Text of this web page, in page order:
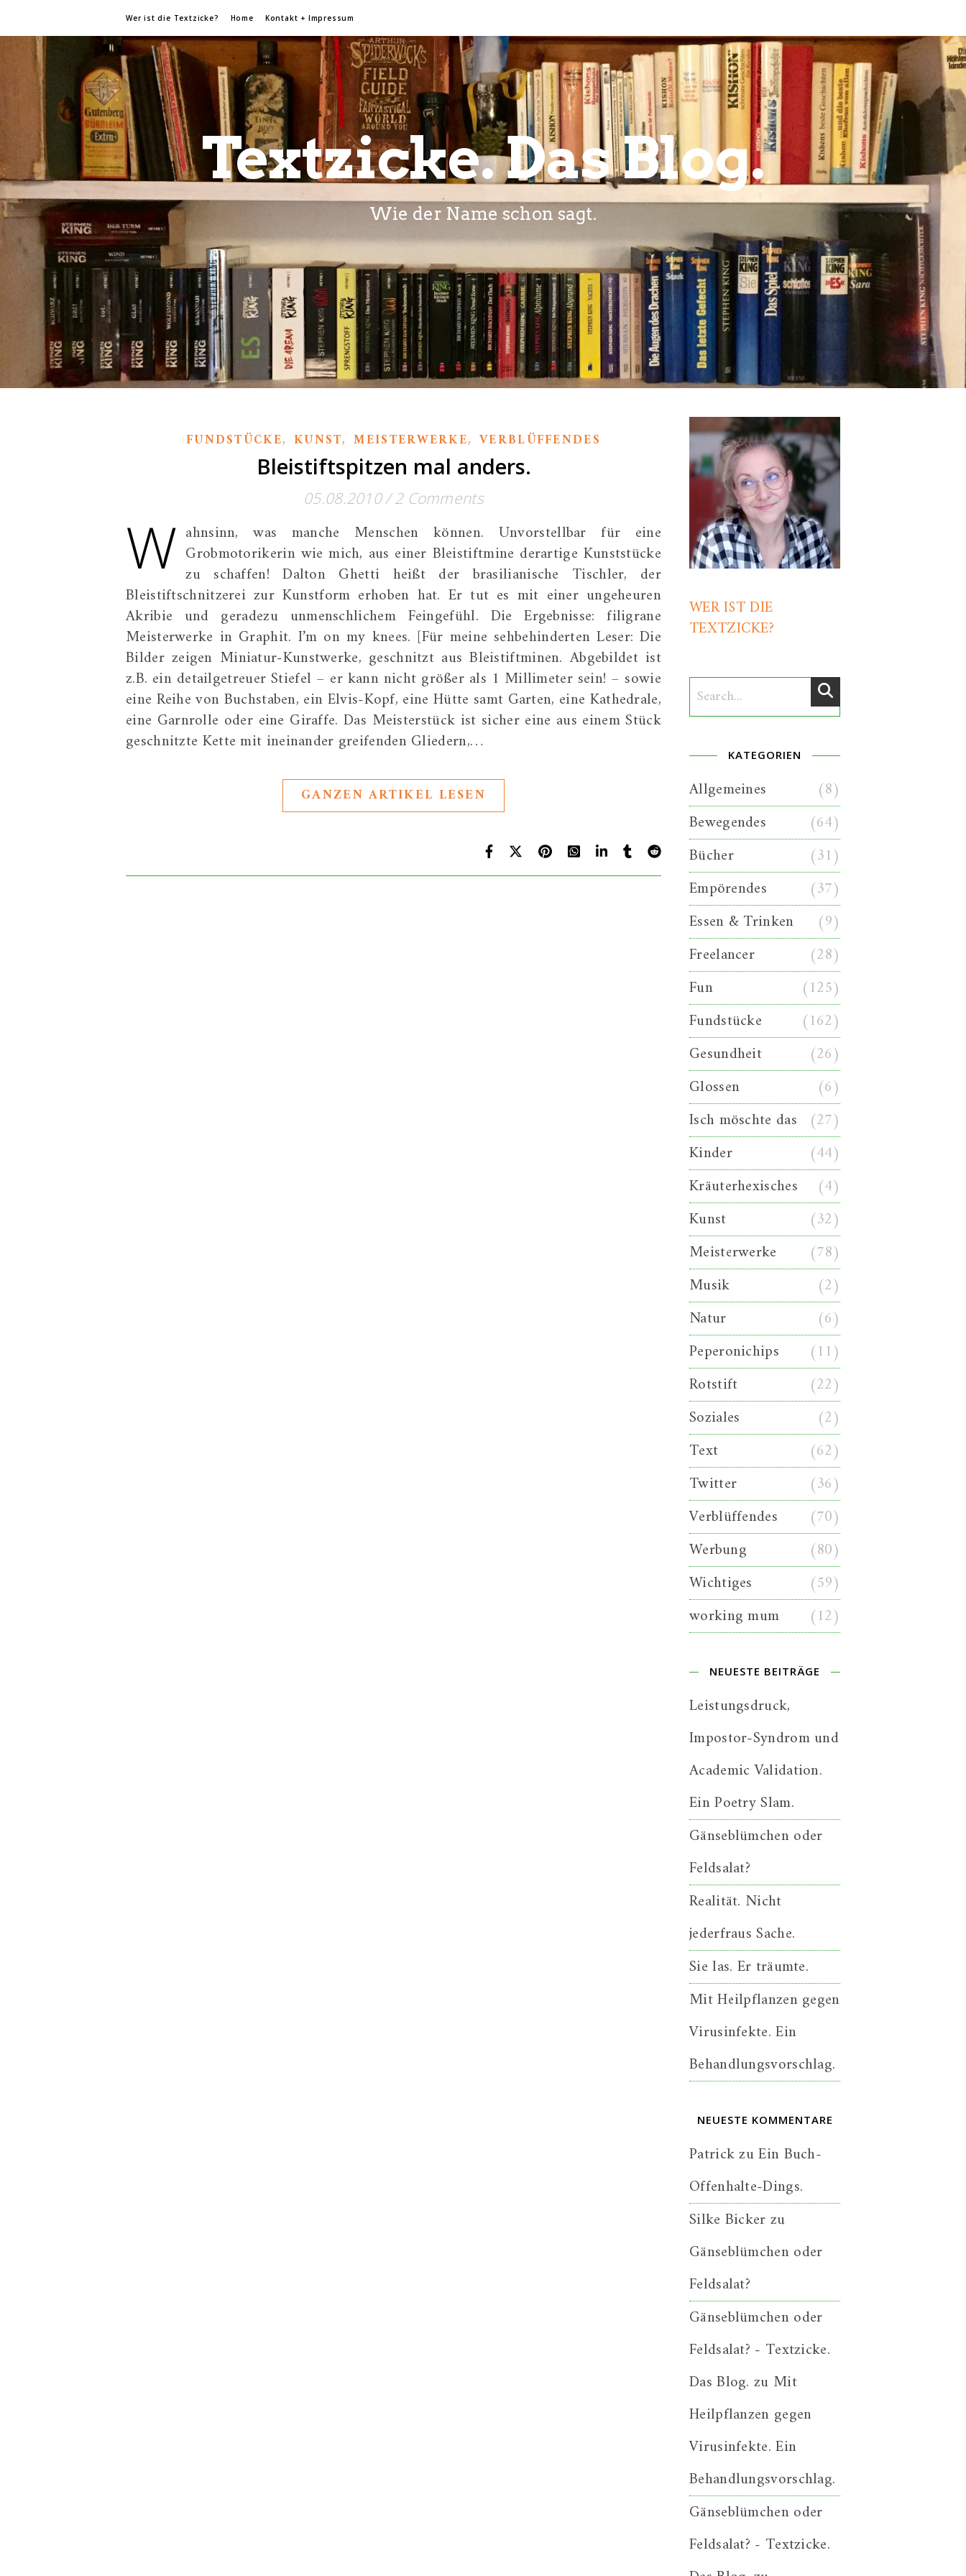
Wer ist die Textzicke? Home Kontakt + Impressum
Textzicke. Das Blog.
Wie der Name schon sagt.
FUNDSTÜCKE, KUNST,MEISTERWERKE,VERBLÜFFENDES
Bleistiftspitzen mal anders.
05.08.2010/ 2 Comments
W ahnsinn, was manche Menschen können. Unvorstellbar für eine
Grobmotorikerin wie mich, aus einer Bleistiftmine derartige Kunststücke
zu schaffen! Dalton Ghetti heißt der brasilianische Tischler, der
Bleistiftschnitzerei zur Kunstform erhoben hat. Er tut es mit einer ungeheuren
Akribie und geradezu unmenschlichem Feingefühl. Die Ergebnisse: filigrane
Meisterwerke in Graphit. I’m on my knees. [Für meine sehbehinderten Leser: Die
Bilder zeigen Miniatur-Kunstwerke, geschnitzt aus Bleistiftminen. Abgebildet ist
z.B. ein detailgetreuer Stiefel – er kann nicht größer als 1 Millimeter sein! – sowie
eine Reihe von Buchstaben, ein Elvis-Kopf, eine Hütte samt Garten, eine Kathedrale,
eine Garnrolle oder eine Giraffe. Das Meisterstück ist sicher eine aus einem Stück
geschnitzte Kette mit ineinander greifenden Gliedern,…
GANZEN ARTIKEL LESEN
WER IST DIE
TEXTZICKE?
KATEGORIEN
Allgemeines
(8)
Bewegendes
(64)
Bücher
(31)
Empörendes
(37)
Essen & Trinken
(9)
Freelancer
(28)
Fun
(125)
Fundstücke
(162)
Gesundheit
(26)
Glossen
(6)
Isch möschte das (27)
Kinder
(44)
Kräuterhexisches
(4)
Kunst
(32)
Meisterwerke
(78)
Musik
(2)
Natur
(6)
Peperonichips
(11)
Rotstift
(22)
Soziales
(2)
Text
(62)
Twitter
(36)
Verblüffendes
(70)
Werbung
(80)
Wichtiges
(59)
working mum
(12)
NEUESTE BEITRÄGE
Leistungsdruck,
Impostor-Syndrom und
Academic Validation.
Ein Poetry Slam.
Gänseblümchen oder
Feldsalat?
Realität. Nicht
jederfraus Sache.
Sie las. Er träumte.
Mit Heilpflanzen gegen
Virusinfekte. Ein
Behandlungsvorschlag.
NEUESTE KOMMENTARE
PatrickzuEin Buch-
Offenhalte-Dings.
Silke Bickerzu
Gänseblümchen oder
Feldsalat?
Gänseblümchen oder
Feldsalat? - Textzicke.
Das Blog. zu Mit
Heilpflanzen gegen
Virusinfekte. Ein
Behandlungsvorschlag.
Gänseblümchen oder
Feldsalat? - Textzicke.